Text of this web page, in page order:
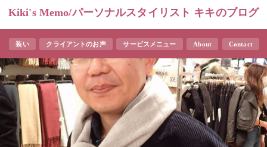
Kiki's Memo/パーソナルスタイリスト キキのブログ
装い クライアントのお声 サービスメニュー About Contact